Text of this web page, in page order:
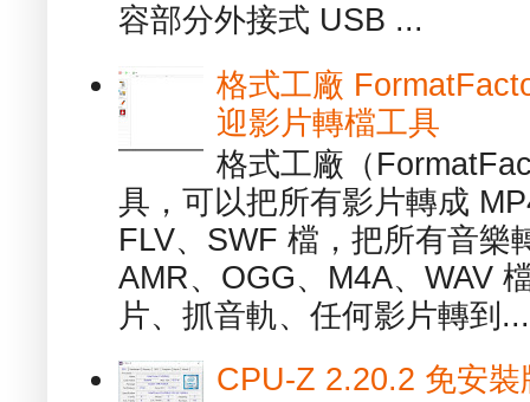
容部分外接式 USB ...
格式工廠
迎影片轉檔工具
格式工廠（
具，可以把所有影片轉成
FLV、SWF 檔，把所有音樂
AMR、OGG、M4A、WAV
片、抓音軌、任何影片轉到...
CPU-Z 2.20.2 免安